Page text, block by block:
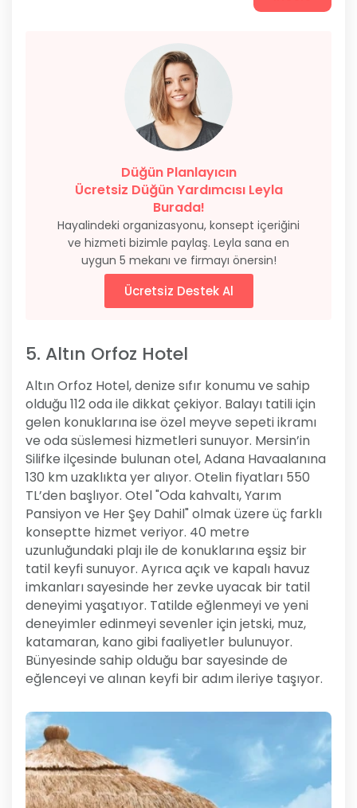
Düğün Planlayıcın
Ücretsiz Düğün Yardımcısı Leyla
Burada!
Hayalindeki organizasyonu, konsept içeriğini
ve hizmeti bizimle paylaş. Leyla sana en
uygun 5 mekanı ve firmayı önersin!
Ücretsiz Destek Al
5. Altın Orfoz Hotel
Altın Orfoz Hotel, denize sıfır konumu ve sahip
olduğu 112 oda ile dikkat çekiyor. Balayı tatili için
gelen konuklarına ise özel meyve sepeti ikramı
ve oda süslemesi hizmetleri sunuyor. Mersin’in
Silifke ilçesinde bulunan otel, Adana Havaalanına
130 km uzaklıkta yer alıyor. Otelin fiyatları 550
TL’den başlıyor. Otel "Oda kahvaltı, Yarım
Pansiyon ve Her Şey Dahil" olmak üzere üç farklı
konseptte hizmet veriyor. 40 metre
uzunluğundaki plajı ile de konuklarına eşsiz bir
tatil keyfi sunuyor. Ayrıca açık ve kapalı havuz
imkanları sayesinde her zevke uyacak bir tatil
deneyimi yaşatıyor. Tatilde eğlenmeyi ve yeni
deneyimler edinmeyi sevenler için jetski, muz,
katamaran, kano gibi faaliyetler bulunuyor.
Bünyesinde sahip olduğu bar sayesinde de
eğlenceyi ve alınan keyfi bir adım ileriye taşıyor.